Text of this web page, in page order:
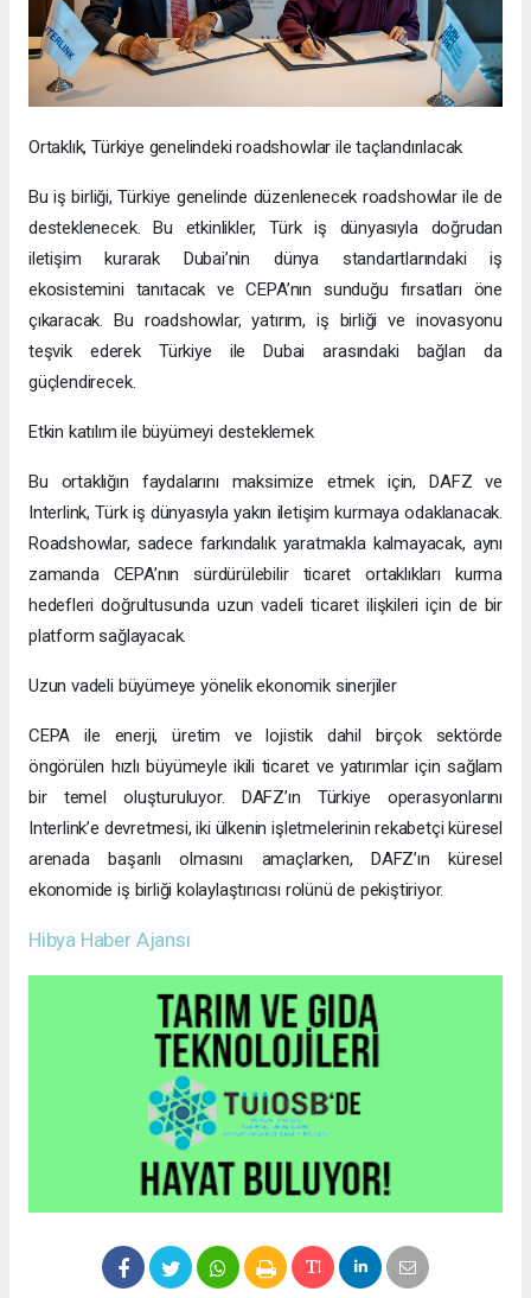
Ortaklık, Türkiye genelindeki roadshowlar ile taçlandırılacak
Bu iş birliği, Türkiye genelinde düzenlenecek roadshowlar ile de
desteklenecek. Bu etkinlikler, Türk iş dünyasıyla doğrudan
iletişim kurarak Dubai’nin dünya standartlarındaki iş
ekosistemini tanıtacak ve CEPA’nın sunduğu fırsatları öne
çıkaracak. Bu roadshowlar, yatırım, iş birliği ve inovasyonu
teşvik ederek Türkiye ile Dubai arasındaki bağları da
güçlendirecek.
Etkin katılım ile büyümeyi desteklemek
Bu ortaklığın faydalarını maksimize etmek için, DAFZ ve
Interlink, Türk iş dünyasıyla yakın iletişim kurmaya odaklanacak.
Roadshowlar, sadece farkındalık yaratmakla kalmayacak, aynı
zamanda CEPA’nın sürdürülebilir ticaret ortaklıkları kurma
hedefleri doğrultusunda uzun vadeli ticaret ilişkileri için de bir
platform sağlayacak.
Uzun vadeli büyümeye yönelik ekonomik sinerjiler
CEPA ile enerji, üretim ve lojistik dahil birçok sektörde
öngörülen hızlı büyümeyle ikili ticaret ve yatırımlar için sağlam
bir temel oluşturuluyor. DAFZ’ın Türkiye operasyonlarını
Interlink’e devretmesi, iki ülkenin işletmelerinin rekabetçi küresel
arenada başarılı olmasını amaçlarken, DAFZ’ın küresel
ekonomide iş birliği kolaylaştırıcısı rolünü de pekiştiriyor.
Hibya Haber Ajansı